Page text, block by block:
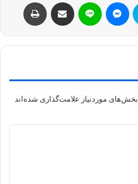
بخش‌های موردنیاز علامت‌گذاری شده‌اند